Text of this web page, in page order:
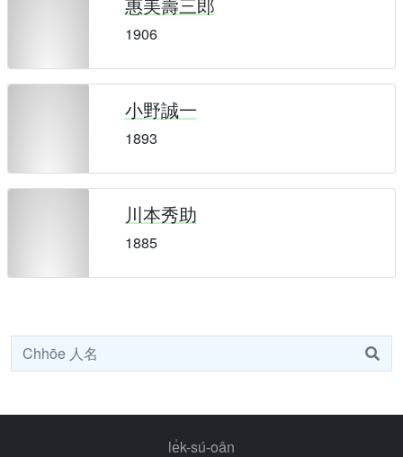
1906
小野誠一
1893
川本秀助
1885
le̍k-sú-oân